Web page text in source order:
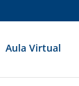
Aula Virtual